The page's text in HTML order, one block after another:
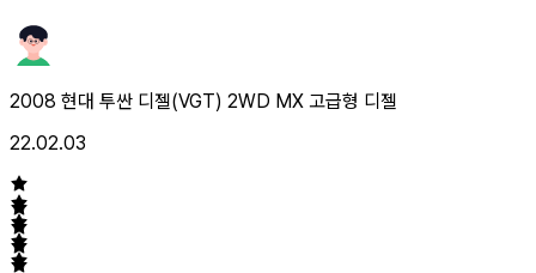
2008 현대 투싼 디젤(VGT) 2WD MX 고급형 디젤
22.02.03